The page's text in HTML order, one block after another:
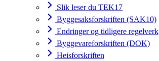
Slik leser du TEK17
Byggesaksforskriften (SAK10)
Endringer og tidligere regelverk
Byggevareforskriften (DOK)
Heisforskriften